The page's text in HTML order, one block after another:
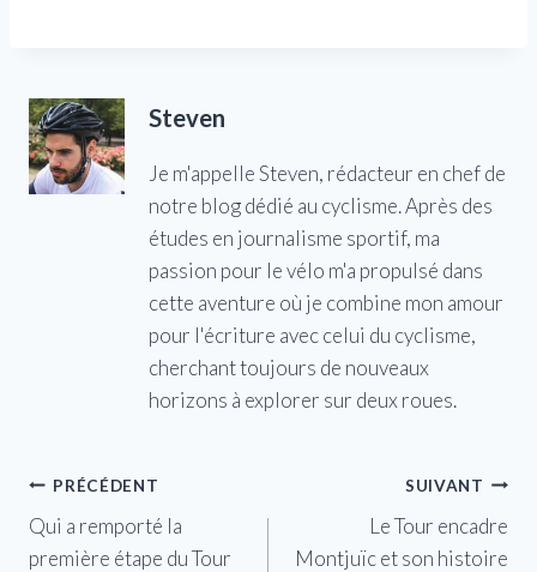
Steven
Je m'appelle Steven, rédacteur en chef de
notre blog dédié au cyclisme. Après des
études en journalisme sportif, ma
passion pour le vélo m'a propulsé dans
cette aventure où je combine mon amour
pour l'écriture avec celui du cyclisme,
cherchant toujours de nouveaux
horizons à explorer sur deux roues.
Navigation
de
PRÉCÉDENT
Qui a remporté la
première étape du Tour
SUIVANT
Le Tour encadre
Montjuïc et son histoire